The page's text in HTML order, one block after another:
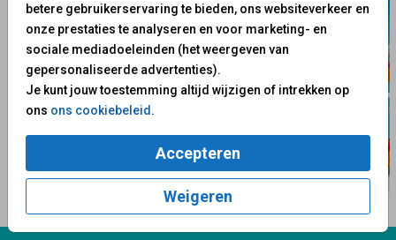
betere gebruikerservaring te bieden, ons websiteverkeer en
onze prestaties te analyseren en voor marketing- en
sociale mediadoeleinden (het weergeven van
gepersonaliseerde advertenties).
Je kunt jouw toestemming altijd wijzigen of intrekken op
ons ons cookiebeleid.
Accepteren
Weigeren